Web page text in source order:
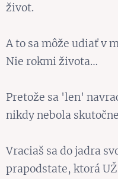
život.
A to sa môže udiať v
Nie rokmi života…
Pretože sa 'len'
nikdy nebola
Vraciaš sa do jadra
prapodstate, ktorá